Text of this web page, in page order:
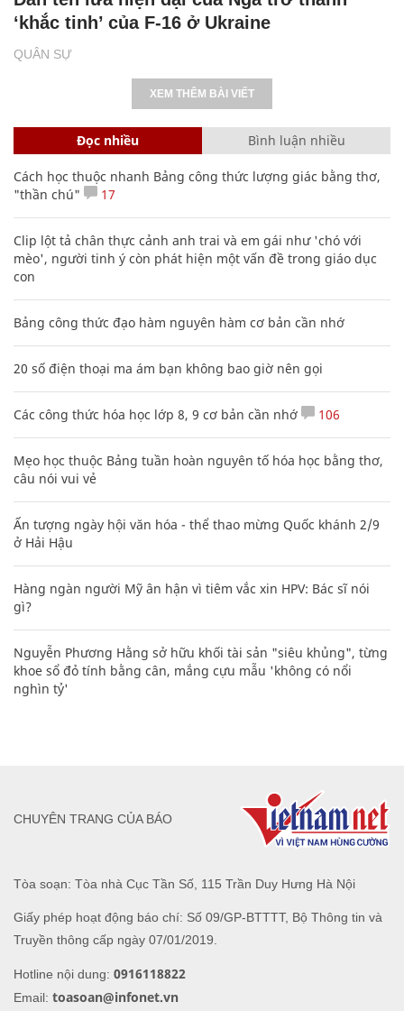
QUÂN SỰ
‘khắc tinh’ của F-16 ở Ukraine
XEM THÊM BÀI VIẾT
Đọc nhiều Bình luận nhiều
Cách học thuộc nhanh Bảng công thức lượng giác bằng thơ,
"thần chú"
17
Clip lột tả chân thực cảnh anh trai và em gái như 'chó với
mèo', người tinh ý còn phát hiện một vấn đề trong giáo dục
con
Bảng công thức đạo hàm nguyên hàm cơ bản cần nhớ
20 số điện thoại ma ám bạn không bao giờ nên gọi
Các công thức hóa học lớp 8, 9 cơ bản cần nhớ 106
Mẹo học thuộc Bảng tuần hoàn nguyên tố hóa học bằng thơ,
câu nói vui vẻ
Ấn tượng ngày hội văn hóa - thể thao mừng Quốc khánh 2/9
ở Hải Hậu
Hàng ngàn người Mỹ ân hận vì tiêm vắc xin HPV: Bác sĩ nói
gì?
Nguyễn Phương Hằng sở hữu khối tài sản "siêu khủng", từng
khoe sổ đỏ tính bằng cân, mắng cựu mẫu 'không có nổi
nghìn tỷ'
Tòa soạn: Tòa nhà Cục Tần Số, 115 Trần Duy Hưng Hà Nội
Giấy phép hoạt động báo chí: Số 09/GP-BTTTT, Bộ Thông tin và
Truyền thông cấp ngày 07/01/2019.
Hotline nội dung: 0916118822
Email: toasoan@infonet.vn
CHUYÊN TRANG CỦA BÁO